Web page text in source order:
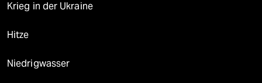
Krieg in der Ukraine
Hitze
Niedrigwasser